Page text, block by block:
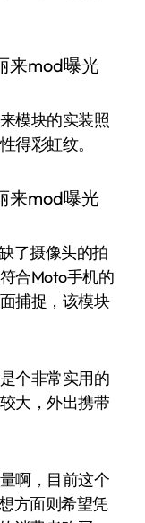
模块的实装照
得彩虹纹。
了摄像头的拍
合Moto手机的
捕捉，该模块
个非常实用的
大，外出携带
啊，目前这个
方面则希望凭